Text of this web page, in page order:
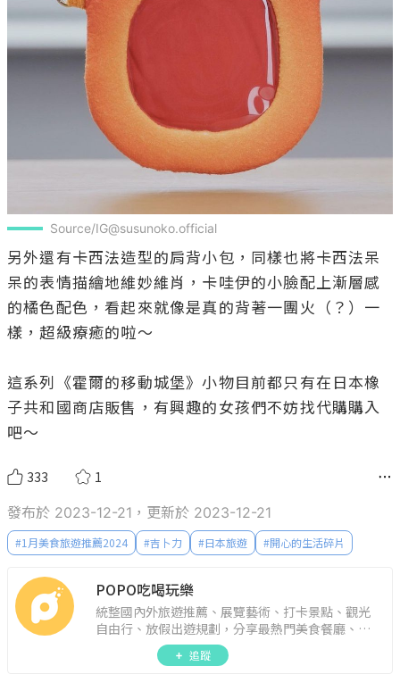
Source/IG@susunoko.official
另外還有卡西法造型的肩背小包，同樣也將卡西法呆
呆的表情描繪地維妙維肖，卡哇伊的小臉配上漸層感
的橘色配色，看起來就像是真的背著一團火（？）一
樣，超級療癒的啦～
這系列《霍爾的移動城堡》小物目前都只有在日本橡
子共和國商店販售，有興趣的女孩們不妨找代購購入
吧～
333 1
發布於 2023-12-21，更新於 2023-12-21
#1月美食旅遊推薦2024 #吉卜力 #日本旅遊 #開心的生活碎片
POPO吃喝玩樂
統整國內外旅遊推薦、展覽藝術、打卡景點、觀光
自由行、放假出遊規劃，分享最熱門美食餐廳、約
會聚餐、人氣甜點、速食手搖飲、3C科技、心理測
驗、星座運勢、生活雜貨、吃喝玩樂實用資訊。
追蹤